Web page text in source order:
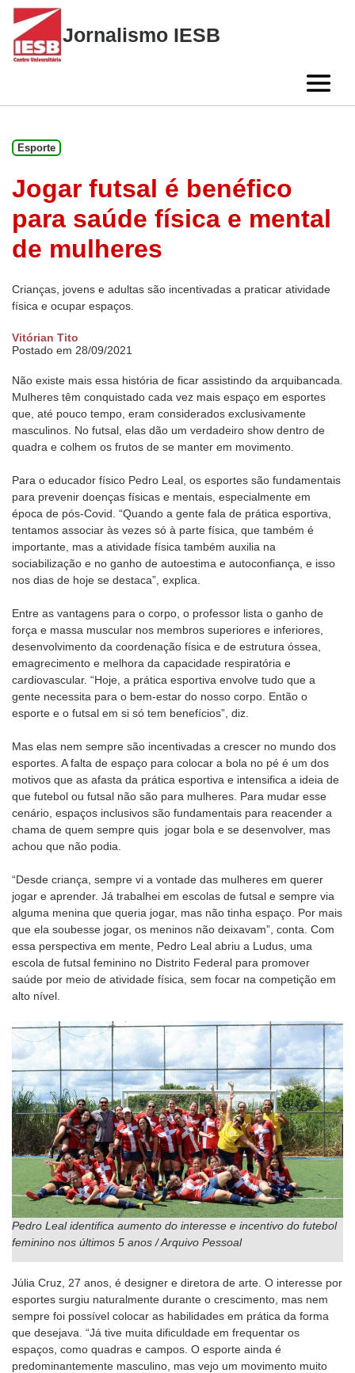
Skip
content
Jornalismo IESB
Esporte
Jogar futsal é benéfico
para saúde física e mental
de mulheres
Crianças, jovens e adultas são incentivadas a praticar atividade
física e ocupar espaços.
Vitórian Tito
Postado em 28/09/2021
Não existe mais essa história de ficar assistindo da arquibancada.
Mulheres têm conquistado cada vez mais espaço em esportes
que, até pouco tempo, eram considerados exclusivamente
masculinos. No futsal, elas dão um verdadeiro show dentro de
quadra e colhem os frutos de se manter em movimento.
Para o educador físico Pedro Leal, os esportes são fundamentais
para prevenir doenças físicas e mentais, especialmente em
época de pós-Covid. “Quando a gente fala de prática esportiva,
tentamos associar às vezes só à parte física, que também é
importante, mas a atividade física também auxilia na
sociabilização e no ganho de autoestima e autoconfiança, e isso
nos dias de hoje se destaca”, explica.
Entre as vantagens para o corpo, o professor lista o ganho de
força e massa muscular nos membros superiores e inferiores,
desenvolvimento da coordenação física e de estrutura óssea,
emagrecimento e melhora da capacidade respiratória e
cardiovascular. “Hoje, a prática esportiva envolve tudo que a
gente necessita para o bem-estar do nosso corpo. Então o
esporte e o futsal em si só tem benefícios”, diz.
Mas elas nem sempre são incentivadas a crescer no mundo dos
esportes. A falta de espaço para colocar a bola no pé é um dos
motivos que as afasta da prática esportiva e intensifica a ideia de
que futebol ou futsal não são para mulheres. Para mudar esse
cenário, espaços inclusivos são fundamentais para reacender a
chama de quem sempre quis jogar bola e se desenvolver, mas
achou que não podia.
“Desde criança, sempre vi a vontade das mulheres em querer
jogar e aprender. Já trabalhei em escolas de futsal e sempre via
alguma menina que queria jogar, mas não tinha espaço. Por mais
que ela soubesse jogar, os meninos não deixavam”, conta. Com
essa perspectiva em mente, Pedro Leal abriu a Ludus, uma
escola de futsal feminino no Distrito Federal para promover
saúde por meio de atividade física, sem focar na competição em
alto nível.
Pedro Leal identifica aumento do interesse e incentivo do futebol
feminino nos últimos 5 anos / Arquivo Pessoal
Júlia Cruz, 27 anos, é designer e diretora de arte. O interesse por
esportes surgiu naturalmente durante o crescimento, mas nem
sempre foi possível colocar as habilidades em prática da forma
que desejava. “Já tive muita dificuldade em frequentar os
espaços, como quadras e campos. O esporte ainda é
predominantemente masculino, mas vejo um movimento muito